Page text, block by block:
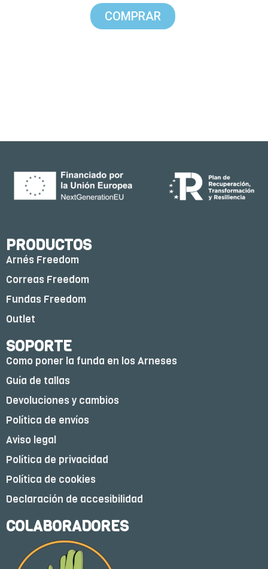
COMPRAR
PRODUCTOS
Arnés Freedom
Correas Freedom
Fundas Freedom
Outlet
SOPORTE
Como poner la funda en los Arneses
Guía de tallas
Devoluciones y cambios
Política de envíos
Aviso legal
Política de privacidad
Política de cookies
Declaración de accesibilidad
COLABORADORES